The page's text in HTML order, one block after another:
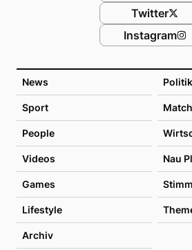
News Politik
Sport
People
Videos Nau
Games
Lifestyle
Archiv
Twitter
Instagram